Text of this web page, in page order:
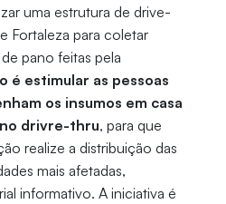
uma estrutura de drive-
Fortaleza para coletar
pano feitas pela
é estimular as pessoas
os insumos em casa
drivre-thru, para que
realize a distribuição das
mais afetadas,
informativo. A iniciativa é